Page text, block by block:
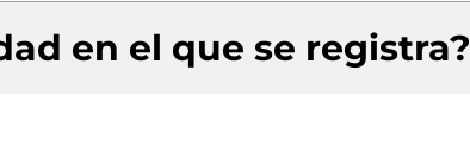
en el que se registra?